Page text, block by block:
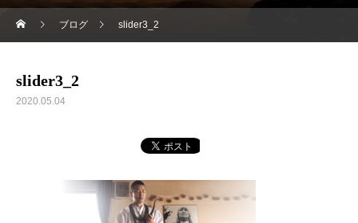
ブログ slider3_2
slider3_2
2020.05.04